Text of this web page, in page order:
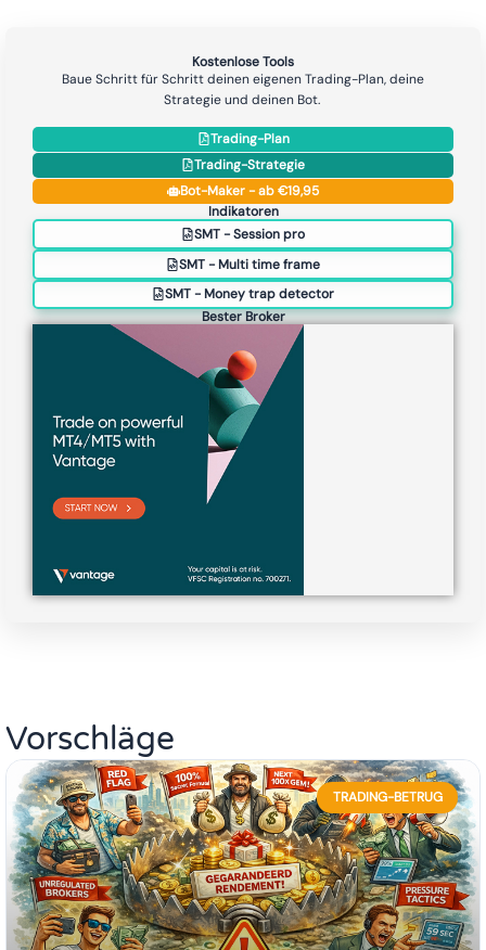
Kostenlose Tools
Baue Schritt für Schritt deinen eigenen Trading-Plan, deine
Strategie und deinen Bot.
Trading-Plan
Trading-Strategie
Bot-Maker - ab €19,95
Indikatoren
SMT - Session pro
SMT - Multi time frame
SMT - Money trap detector
Bester Broker
Vorschläge
TRADING-BETRUG